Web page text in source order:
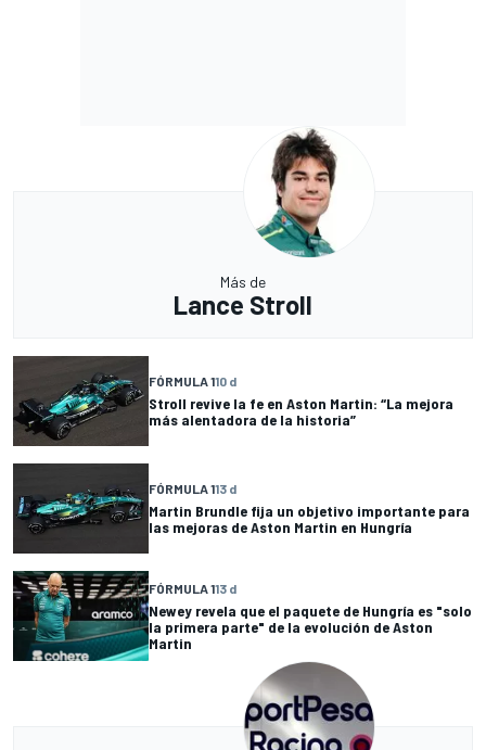
Más de
Lance Stroll
FÓRMULA 110 d
Stroll revive la fe en Aston Martin: “La mejora
más alentadora de la historia”
FÓRMULA 113 d
Martin Brundle fija un objetivo importante para
las mejoras de Aston Martin en Hungría
FÓRMULA 113 d
Newey revela que el paquete de Hungría es "solo
la primera parte" de la evolución de Aston
Martin